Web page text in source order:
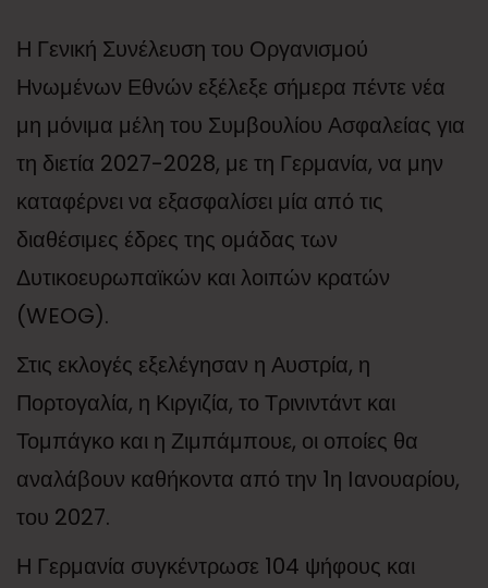
Η Γενική Συνέλευση του Οργανισμού
Ηνωμένων Εθνών εξέλεξε σήμερα πέντε νέα
μη μόνιμα μέλη του Συμβουλίου Ασφαλείας για
τη διετία 2027-2028, με τη Γερμανία, να μην
καταφέρνει να εξασφαλίσει μία από τις
διαθέσιμες έδρες της ομάδας των
Δυτικοευρωπαϊκών και λοιπών κρατών
(WEOG).
Στις εκλογές εξελέγησαν η Αυστρία, η
Πορτογαλία, η Κιργιζία, το Τρινιντάντ και
Τομπάγκο και η Ζιμπάμπουε, οι οποίες θα
αναλάβουν καθήκοντα από την 1η Ιανουαρίου,
του 2027.
Η Γερμανία συγκέντρωσε 104 ψήφους και